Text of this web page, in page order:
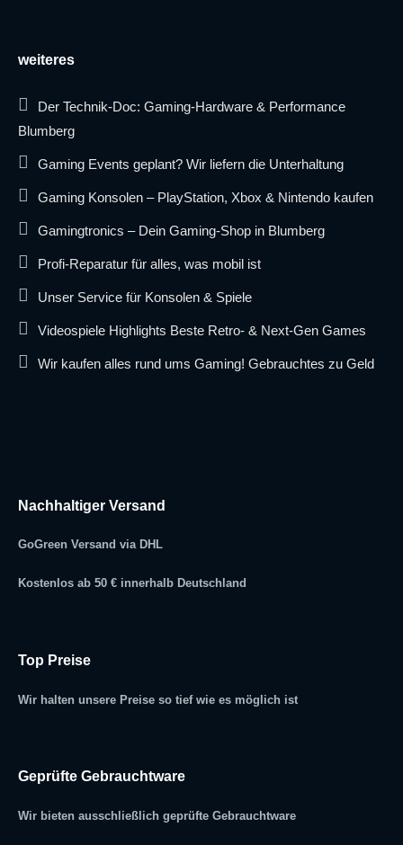
weiteres
Der Technik-Doc: Gaming-Hardware & Performance
Blumberg
Gaming Events geplant? Wir liefern die Unterhaltung
Gaming Konsolen – PlayStation, Xbox & Nintendo kaufen
Gamingtronics – Dein Gaming-Shop in Blumberg
Profi-Reparatur für alles, was mobil ist
Unser Service für Konsolen & Spiele
Videospiele Highlights Beste Retro- & Next-Gen Games
Wir kaufen alles rund ums Gaming! Gebrauchtes zu Geld
Nachhaltiger Versand
GoGreen Versand via DHL
Kostenlos ab 50 € innerhalb Deutschland
Top Preise
Wir halten unsere Preise so tief wie es möglich ist
Geprüfte Gebrauchtware
Wir bieten ausschließlich geprüfte Gebrauchtware